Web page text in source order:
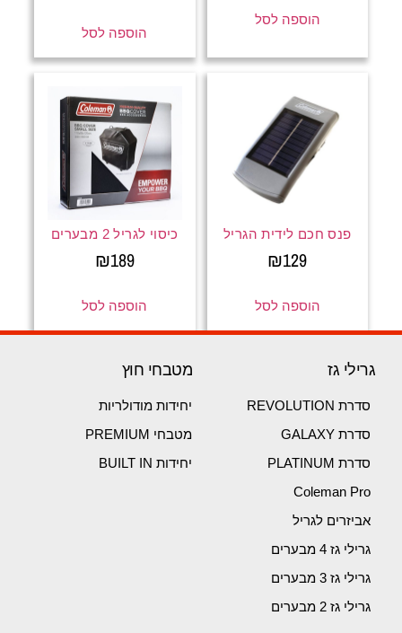
הוספה לסל
הוספה לסל
פנס חכם לידית הגריל
₪129
הוספה לסל
כיסוי לגריל 2 מבערים
₪189
הוספה לסל
גרילי גז
סדרת REVOLUTION
סדרת GALAXY
סדרת PLATINUM
Coleman Pro
אביזרים לגריל
גרילי גז 4 מבערים
גרילי גז 3 מבערים
גרילי גז 2 מבערים
מטבחי חוץ
יחידות מודולריות
מטבחי PREMIUM
יחידות BUILT IN